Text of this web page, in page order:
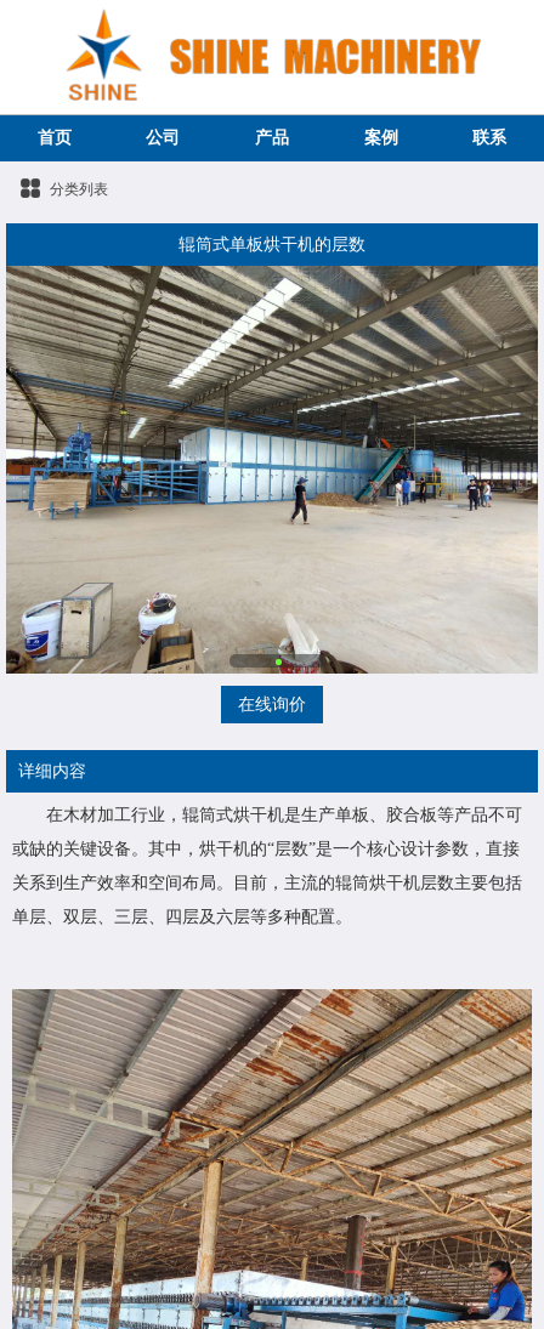
首页 公司 产品 案例 联系
分类列表
辊筒式单板烘干机的层数
在线询价
详细内容
在木材加工行业，辊筒式烘干机是生产单板、胶合板等产品不可
或缺的关键设备。其中，烘干机的“层数”是一个核心设计参数，直接
关系到生产效率和空间布局。目前，主流的辊筒烘干机层数主要包括
单层、双层、三层、四层及六层等多种配置。